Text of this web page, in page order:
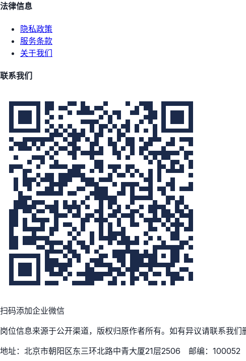
法律信息
隐私政策
服务条款
关于我们
联系我们
扫码添加企业微信
岗位信息来源于公开渠道，版权归原作者所有。如有异议请联系我们
地址：北京市朝阳区东三环北路中青大厦21层2506 邮编：100052